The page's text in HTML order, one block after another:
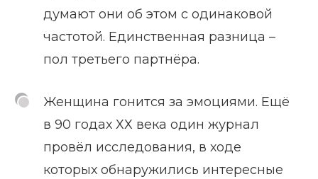
думают они об этом с одинаковой
частотой. Единственная разница –
пол третьего партнёра.
Женщина гонится за эмоциями. Ещё
в 90 годах ХХ века один журнал
провёл исследования, в ходе
которых обнаружились интересные